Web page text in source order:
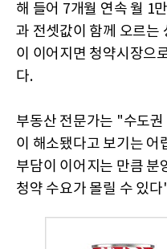
해 들어 7개월 연속 월 1
과 전셋값이 함께 오르는
이 이어지면 청약시장으
다.
부동산 전문가는 "수도
이 해소됐다고 보기는
부담이 이어지는 만큼 분
청약 수요가 몰릴 수 있